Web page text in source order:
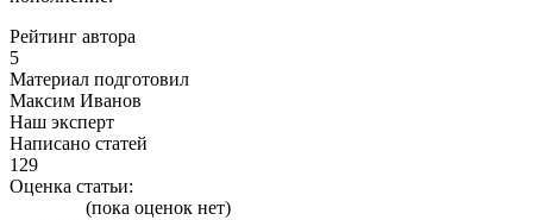
Рейтинг автора
5
Материал подготовил
Максим Иванов
Наш эксперт
Написано статей
129
Оценка статьи:
(пока оценок нет)